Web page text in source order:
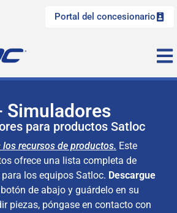
Portal del concesionario
Simuladores
para productos Satloc
recursos de productos. Este
ofrece una lista completa de
los equipos Satloc. Descargue
de abajo y guárdelo en su
piezas, póngase en contacto con